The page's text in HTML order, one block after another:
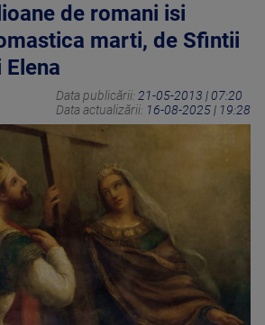
de romani isi
marti, de Sfintii
Data publicării: 21-05-2013 | 07:20
Data actualizării: 16-08-2025 | 19:28